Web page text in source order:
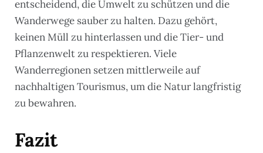
entscheidend, die Umwelt zu schützen und die
Wanderwege sauber zu halten. Dazu gehört,
keinen Müll zu hinterlassen und die Tier- und
Pflanzenwelt zu respektieren. Viele
Wanderregionen setzen mittlerweile auf
nachhaltigen Tourismus, um die Natur langfristig
zu bewahren.
Fazit